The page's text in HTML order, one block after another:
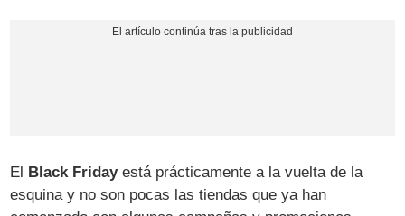
El Black Fridayestá prácticamente a la vuelta de la
esquina y no son pocas las tiendas que ya han